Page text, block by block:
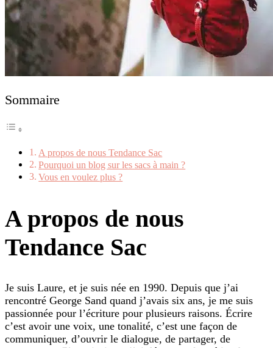
Sommaire
A propos de nous Tendance Sac
Pourquoi un blog sur les sacs à main ?
Vous en voulez plus ?
A propos de nous
Tendance Sac
Je suis Laure, et je suis née en 1990. Depuis que j’ai
rencontré George Sand quand j’avais six ans, je me suis
passionnée pour l’écriture pour plusieurs raisons. Écrire
c’est avoir une voix, une tonalité, c’est une façon de
communiquer, d’ouvrir le dialogue, de partager, de